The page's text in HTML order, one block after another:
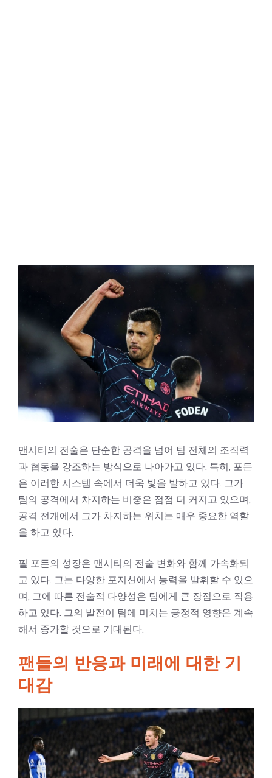
맨시티의 전술은 단순한 공격을 넘어 팀 전체의 조직력
과 협동을 강조하는 방식으로 나아가고 있다. 특히, 포든
은 이러한 시스템 속에서 더욱 빛을 발하고 있다. 그가
팀의 공격에서 차지하는 비중은 점점 더 커지고 있으며,
공격 전개에서 그가 차지하는 위치는 매우 중요한 역할
을 하고 있다.
필 포든의 성장은 맨시티의 전술 변화와 함께 가속화되
고 있다. 그는 다양한 포지션에서 능력을 발휘할 수 있으
며, 그에 따른 전술적 다양성은 팀에게 큰 장점으로 작용
하고 있다. 그의 발전이 팀에 미치는 긍정적 영향은 계속
해서 증가할 것으로 기대된다.
팬들의 반응과 미래에 대한 기
대감